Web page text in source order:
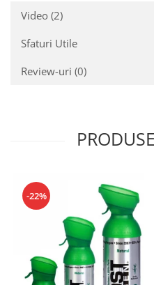
Video (2)
Sfaturi Utile
Review-uri (0)
-22%